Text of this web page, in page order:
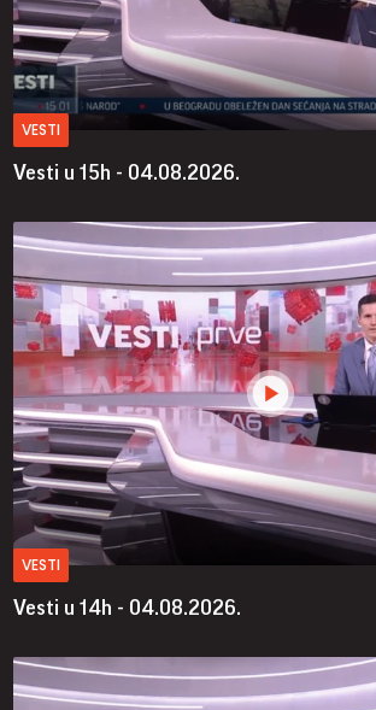
VESTI
Vesti u 15h - 04.08.2026.
VESTI
Vesti u 14h - 04.08.2026.